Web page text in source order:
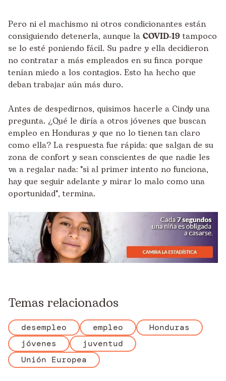
Pero ni el machismo ni otros condicionantes están
consiguiendo detenerla, aunque la COVID-19 tampoco
se lo esté poniendo fácil. Su padre y ella decidieron
no contratar a más empleados en su finca porque
tenían miedo a los contagios. Esto ha hecho que
deban trabajar aún más duro.
Antes de despedirnos, quisimos hacerle a Cindy una
pregunta. ¿Qué le diría a otros jóvenes que buscan
empleo en Honduras y que no lo tienen tan claro
como ella? La respuesta fue rápida: que salgan de su
zona de confort y sean conscientes de que nadie les
va a regalar nada: "si al primer intento no funciona,
hay que seguir adelante y mirar lo malo como una
oportunidad", termina.
Temas relacionados
desempleo empleo
Honduras
jóvenes
juventud
Unión Europea